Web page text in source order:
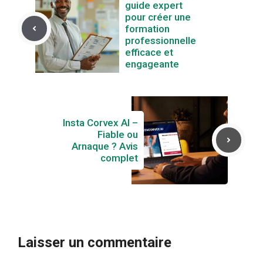
guide expert
pour créer une
formation
professionnelle
efficace et
engageante
Insta Corvex AI –
Fiable ou
Arnaque ? Avis
complet
Laisser un commentaire